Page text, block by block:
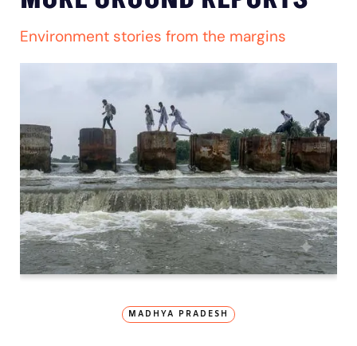
Environment stories from the margins
MADHYA PRADESH